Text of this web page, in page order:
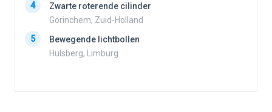
4
Zwarte roterende cilinder
Gorinchem, Zuid-Holland
5
Bewegende lichtbollen
Hulsberg, Limburg